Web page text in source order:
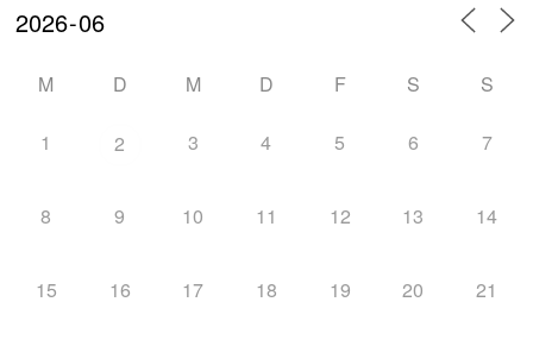
M D M D F S S
1 2 3 4 5 6 7
8 9 10 11 12 13 14
15 16 17 18 19 20 21